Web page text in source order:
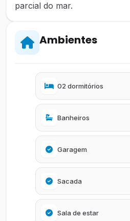
parcial do mar.
Ambientes
02 dormitórios
Banheiros
Garagem
Sacada
Sala de estar